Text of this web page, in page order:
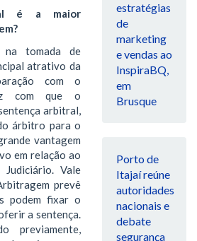
é a maior
tomada de
atrativo da
com o
com que o
arbitral,
árbitro para o
vantagem
em relação ao
Vale
prevê
podem fixar o
a sentença.
previamente,
estratégias
de
marketing
e vendas ao
InspiraBQ,
em
Brusque
Porto de
Itajaí reúne
autoridades
nacionais e
debate
segurança